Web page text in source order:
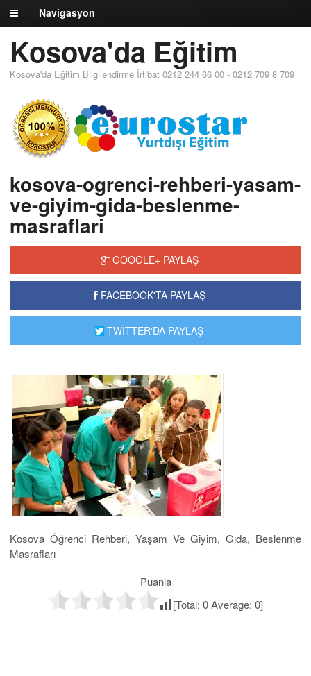
Navigasyon
Kosova'da Eğitim
Kosova'da Eğitim Bilgilendirme İrtibat 0212 244 66 00 - 0212 709 8 709
kosova-ogrenci-rehberi-yasam-
ve-giyim-gida-beslenme-
masraflari
GOOGLE+ PAYLAŞ
FACEBOOK'TA PAYLAŞ
TWİTTER'DA PAYLAŞ
Kosova Öğrenci Rehberi, Yaşam Ve Giyim, Gıda, Beslenme
Masrafları
Puanla
[Total: 0Average: 0]